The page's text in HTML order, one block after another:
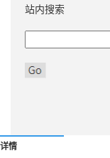
站内搜索
职位列表
详情